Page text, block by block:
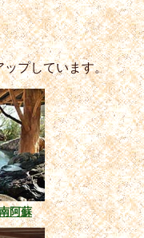
ップしています。
阿蘇